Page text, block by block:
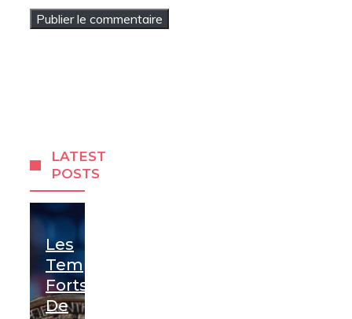
LATEST
POSTS
Les
Temps
Forts
De